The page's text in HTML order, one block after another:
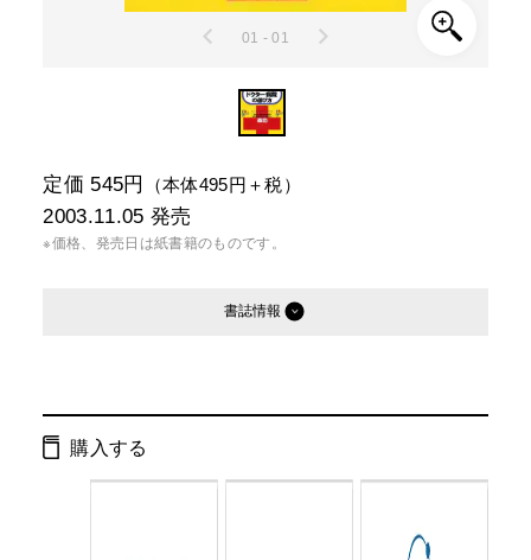
01 - 01
定価 545円 （本体495円＋税）
2003.11.05 発売
※価格、発売日は紙書籍のものです。
書誌情報
ISBN： 9784344404588
購入する